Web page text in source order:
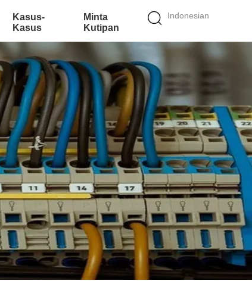
Indonesian
Kasus-
Kasus
Minta
Kutipan